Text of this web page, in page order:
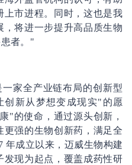
市进程。同时，这也是我
将进一步提升高品质生物
者。"
家全产业链布局的创新型
新从梦想变成现实"的愿
"的使命，通过源头创新，
强的生物创新药，满足全
年成立以来，迈威生物构建
发现为起点，覆盖成药性研